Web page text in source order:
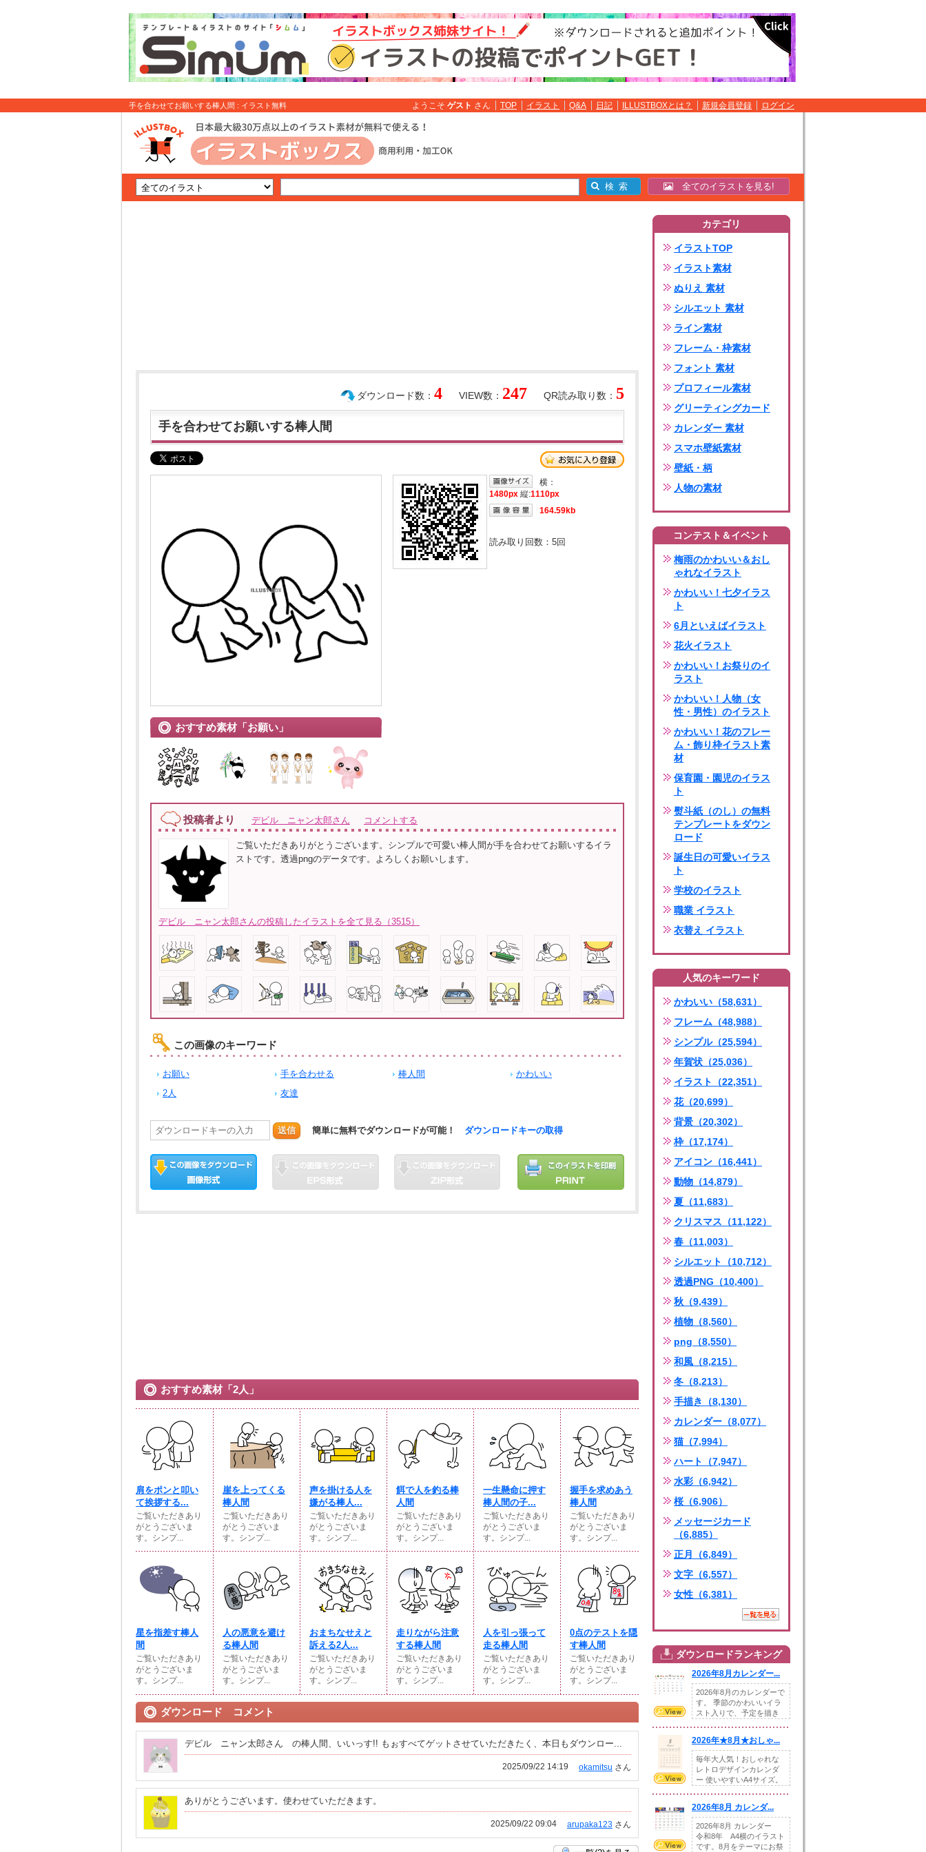
手を合わせてお願いする棒人間 : イラスト無料 ようこそ ゲスト さん TOP イラスト Q&A 日記 ILLUSTBOXとは？ 新規会員登録 ログイン
全てのイラストを見る!
QR読み取り数： 5
VIEW数： 247
ダウンロード数： 4
手を合わせてお願いする棒人間
おすすめ素材「お願い」
横：
1480px 縦:1110px
164.59kb
読み取り回数： 5回
投稿者より デビル ニャン太郎さん コメントする
ご覧いただきありがとうございます。シンプルで可愛い棒人間が手を合わせてお願いするイラ
ストです。透過pngのデータです。よろしくお願いします。
デビル ニャン太郎さんの投稿したイラストを全て見る（3515）
この画像のキーワード
お願い 手を合わせる 棒人間
かわいい
2人
友達
送信 簡単に無料でダウンロードが可能！ ダウンロードキーの取得
おすすめ素材「2人」
肩をポンと叩い
て挨拶する...
ご覧いただきあり
がとうございま
す。シンプ...
崖を上ってくる
棒人間
ご覧いただきあり
がとうございま
す。シンプ...
声を掛ける人を
嫌がる棒人...
ご覧いただきあり
がとうございま
す。シンプ...
餌で人を釣る棒
人間
ご覧いただきあり
がとうございま
す。シンプ...
一生懸命に押す
棒人間の子...
ご覧いただきあり
がとうございま
す。シンプ...
握手を求めあう
棒人間
ご覧いただきあり
がとうございま
す。シンプ...
星を指差す棒人
間
ご覧いただきあり
がとうございま
す。シンプ...
人の悪意を避け
る棒人間
ご覧いただきあり
がとうございま
す。シンプ...
おまちなせえと
訴える2人...
ご覧いただきあり
がとうございま
す。シンプ...
走りながら注意
する棒人間
ご覧いただきあり
がとうございま
す。シンプ...
人を引っ張って
走る棒人間
ご覧いただきあり
がとうございま
す。シンプ...
0点のテストを隠
す棒人間
ご覧いただきあり
がとうございま
す。シンプ...
ダウンロード コメント
デビル ニャン太郎さん の棒人間、いいっす!! もぉすべてゲットさせていただきたく、本日もダウンロー...
okamitsu さん
2025/09/22 14:19
ありがとうございます。使わせていただきます。
arupaka123 さん
2025/09/22 09:04
カテゴリ
イラストTOP
イラスト素材
ぬりえ 素材
シルエット 素材
ライン素材
フレーム・枠素材
フォント 素材
プロフィール素材
グリーティングカード
カレンダー 素材
スマホ壁紙素材
壁紙・柄
人物の素材
コンテスト＆イベント
梅雨のかわいい＆おし
ゃれなイラスト
かわいい！七夕イラス
ト
6月といえばイラスト
花火イラスト
かわいい！お祭りのイ
ラスト
かわいい！人物（女
性・男性）のイラスト
かわいい！花のフレー
ム・飾り枠イラスト素
材
保育園・園児のイラス
ト
熨斗紙（のし）の無料
テンプレートをダウン
ロード
誕生日の可愛いイラス
ト
学校のイラスト
職業 イラスト
衣替え イラスト
人気のキーワード
かわいい（58,631）
フレーム（48,988）
シンプル（25,594）
年賀状（25,036）
イラスト（22,351）
花（20,699）
背景（20,302）
枠（17,174）
アイコン（16,441）
動物（14,879）
夏（11,683）
クリスマス（11,122）
春（11,003）
シルエット（10,712）
透過PNG（10,400）
秋（9,439）
植物（8,560）
png（8,550）
和風（8,215）
冬（8,213）
手描き（8,130）
カレンダー（8,077）
猫（7,994）
ハート（7,947）
水彩（6,942）
桜（6,906）
メッセージカード
（6,885）
正月（6,849）
文字（6,557）
女性（6,381）
ダウンロードランキング
2026年8月カレンダー...
2026年8月のカレンダーで
す。 季節のかわいいイラ
スト入りで、予定を描き
2026年★8月★おしゃ...
毎年大人気！おしゃれな
レトロデザインカレンダ
ー 使いやすいA4サイズ。
2026年8月 カレンダ...
2026年8月 カレンダー
令和8年 A4横のイラスト
です。8月をテーマにお祭